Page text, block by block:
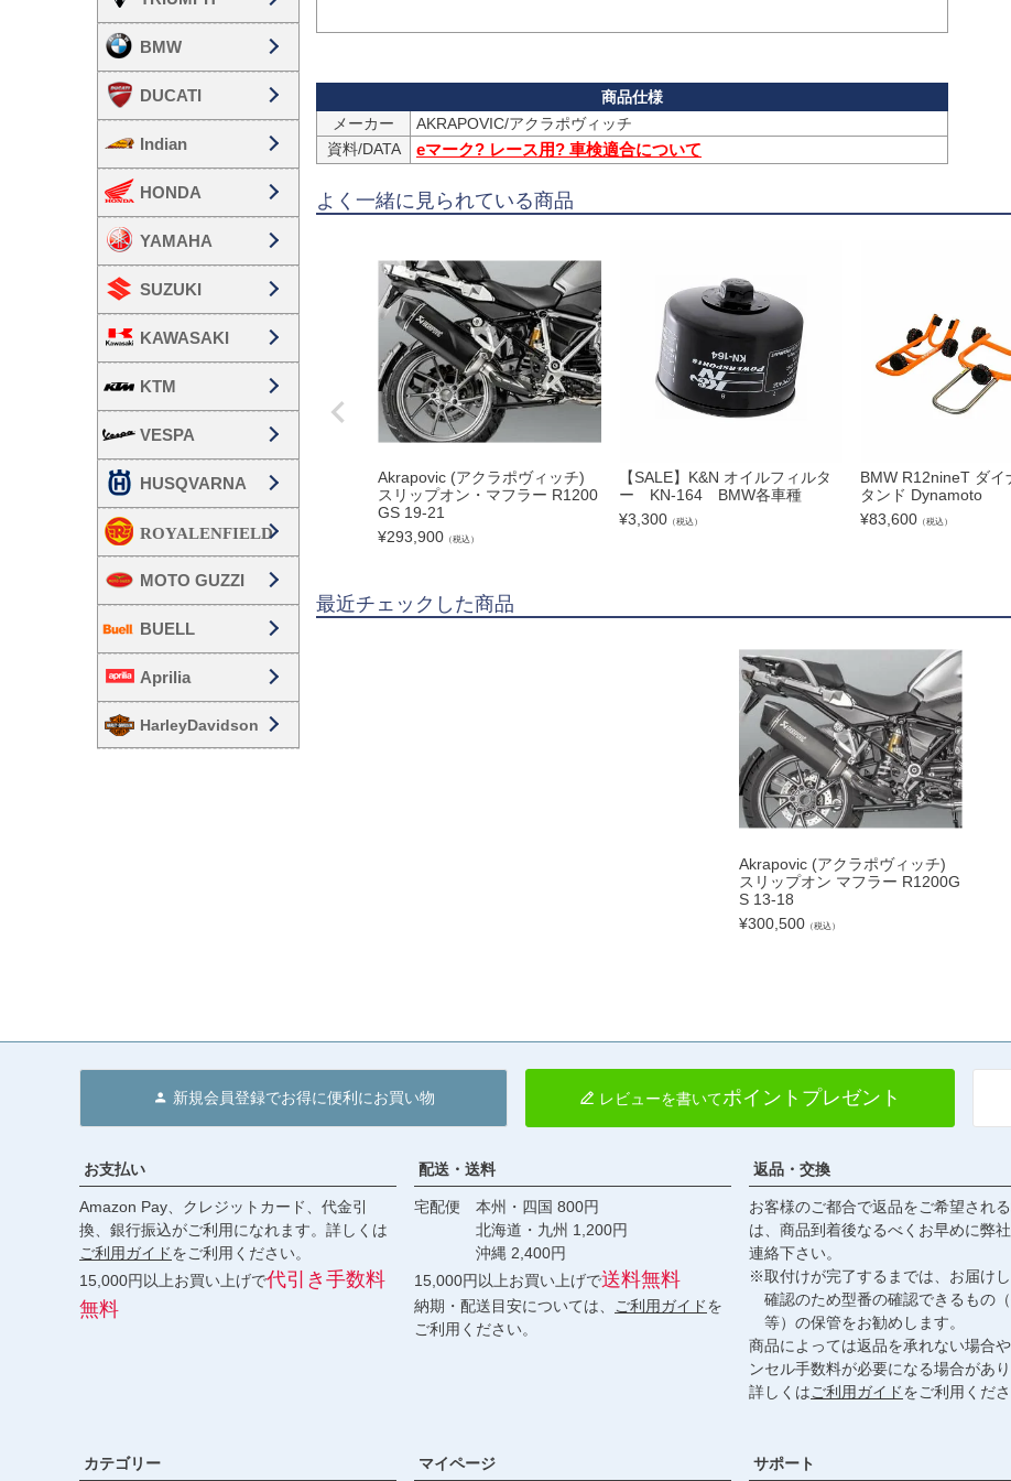
BMW
DUCATI
Indian
HONDA
YAMAHA
SUZUKI
KAWASAKI
KTM
VESPA
HUSQVARNA
MOTO GUZZI
BUELL
Aprilia
HarleyDavidson
メーカー
資料/DATA
eマーク? レース用? 車検適合について
よく一緒に見られている商品
Akrapovic (アクラポヴィッチ)
スリップオン・マフラー R1200
GS 19-21
¥293,900 （税込）
【SALE】K&N オイルフィルタ
ー KN-164 BMW各車種
¥3,300 （税込）
BMW R12nineT ダイ
タンド Dynamoto
¥83,600 （税込）
最近チェックした商品
Akrapovic (アクラポヴィッチ)
スリップオン マフラー R1200G
S 13-18
¥300,500（税込）
新規会員登録でお得に便利にお買い物 レビューを書いてポイントプレゼント
お支払い
Amazon Pay、クレジットカード、代金引
換、銀行振込がご利用になれます。詳しくは
ご利用ガイドをご利用ください。
15,000円以上お買い上げで代引き手数料
無料
配送・送料
宅配便 本州・四国 800円
北海道・九州 1,200円
沖縄 2,400円
15,000円以上お買い上げで送料無料
納期・配送目安については、 ご利用ガイドを
ご利用ください。
返品・交換
お客様のご都合で返品をご希望され
は、商品到着後なるべくお早めに弊
連絡下さい。
※取付けが完了するまでは、お届け
確認のため型番の確認できるもの
等）の保管をお勧めします。
商品によっては返品を承れない場合
ンセル手数料が必要になる場合があり
詳しくはご利用ガイドをご利用くださ
カテゴリー マイページ サポート